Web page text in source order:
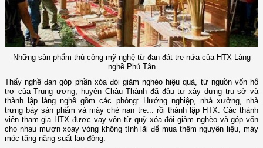
Những sản phẩm thủ công mỹ nghệ từ đan đát tre nứa của HTX Làng
nghề Phú Tân
Thấy nghề đan góp phần xóa đói giảm nghèo hiệu quả, từ nguồn vốn hỗ
trợ của Trung ương, huyện Châu Thành đã đầu tư xây dựng trụ sở và
thành lập làng nghề gồm các phòng: Hướng nghiệp, nhà xưởng, nhà
trưng bày sản phẩm và máy chẻ nan tre... rồi thành lập HTX. Các thành
viên tham gia HTX được vay vốn từ quỹ xóa đói giảm nghèo và góp vốn
cho nhau mượn xoay vòng không tính lãi để mua thêm nguyên liệu, máy
móc tăng năng suất lao động.